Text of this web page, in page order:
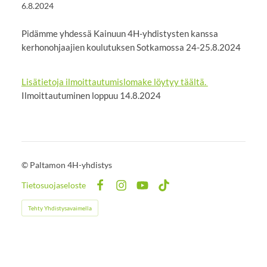
6.8.2024
Pidämme yhdessä Kainuun 4H-yhdistysten kanssa
kerhonohjaajien koulutuksen Sotkamossa 24-25.8.2024
Lisätietoja ilmoittautumislomake löytyy täältä.
Ilmoittautuminen loppuu 14.8.2024
© Paltamon 4H-yhdistys
Tietosuojaseloste
YouTubeTikTok
Tehty Yhdistysavaimella